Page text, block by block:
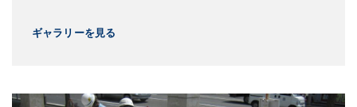
ギャラリーを見る